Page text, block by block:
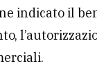
indicato il